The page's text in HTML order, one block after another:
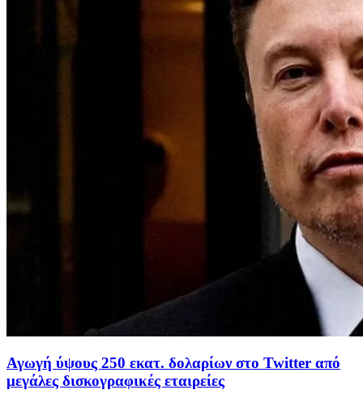
Αγωγή ύψους 250 εκατ. δολαρίων στο Twitter από
μεγάλες δισκογραφικές εταιρείες